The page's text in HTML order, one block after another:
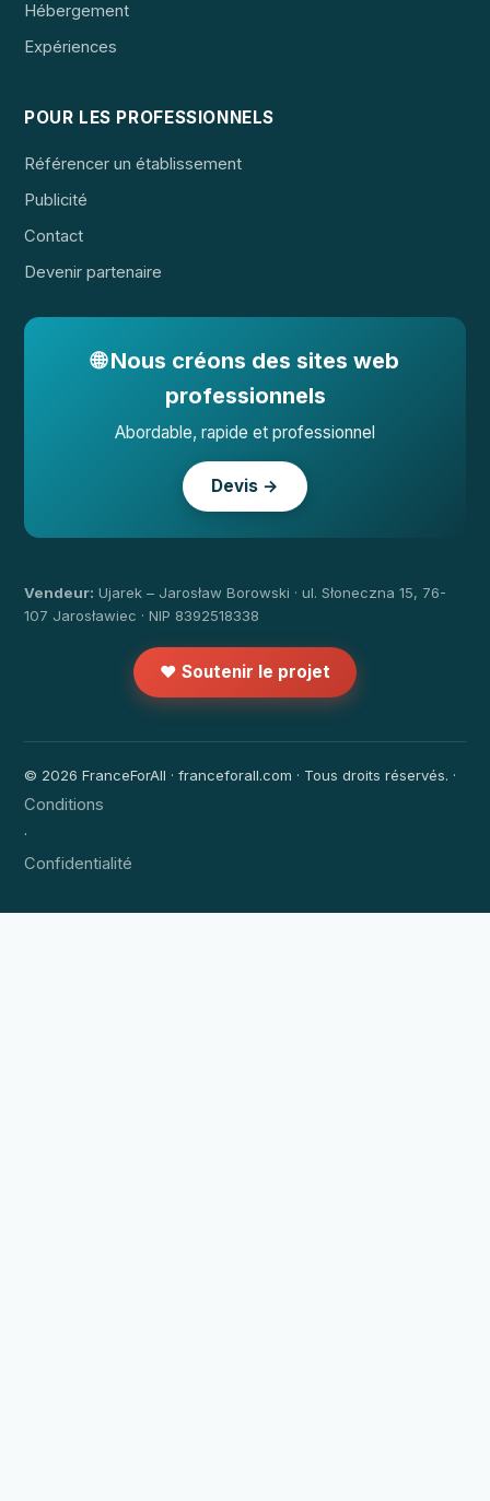
Hébergement
Expériences
POUR LES PROFESSIONNELS
Référencer un établissement
Publicité
Contact
Devenir partenaire
🌐 Nous créons des sites web
professionnels
Abordable, rapide et professionnel
Devis →
Vendeur: Ujarek – Jarosław Borowski · ul. Słoneczna 15, 76-
107 Jarosławiec · NIP 8392518338
❤️ Soutenir le projet
© 2026 FranceForAll · franceforall.com · Tous droits réservés. ·
Conditions
·
Confidentialité